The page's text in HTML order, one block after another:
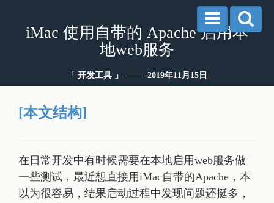
iMac 使用自带的 Apache 启用本
地web服务
「 开发工具 」 —— 2019年11月15日
[本文结构]
在日常开发中有时候需要在本地启用web服务做
一些测试，最近想直接用iMac自带的Apache，本
以为很容易，结果启动过程中发现问题还挺多，